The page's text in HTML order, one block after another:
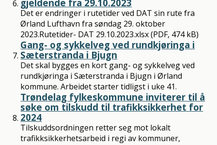
gjeldende fra 29.10.2023
Det er endringer i rutetider ved DAT sin rute fra
Ørland Lufthavn fra søndag 29. oktober
2023.Rutetider- DAT 29.10.2023.xlsx (PDF, 474 kB)
Gang- og sykkelveg ved rundkjøringa i
Sæterstranda i Bjugn
Det skal bygges en kort gang- og sykkelveg ved
rundkjøringa i Sæterstranda i Bjugn i Ørland
kommune. Arbeidet starter tidligst i uke 41.
Trøndelag fylkeskommune inviterer til å
søke om tilskudd til trafikksikkerhet for
2024
Tilskuddsordningen retter seg mot lokalt
trafikksikkerhetsarbeid i regi av kommuner,